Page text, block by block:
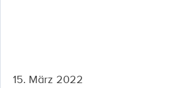
15. März 2022